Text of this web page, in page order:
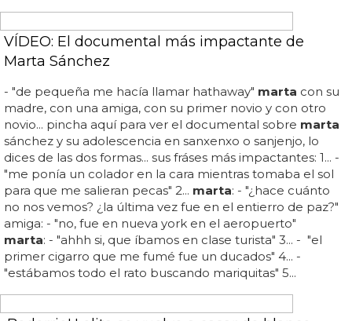
llegado hoy mismo de estocolmo, ciudad en la que ha
estado grabando dos temas con redone, el productor
moro-sueco que producía a los a*teens y que terminó
produciendo el primer disco de lady gaga... porque, si
grabas con redone será para lanzarte en el mercado
inglés, ¿no? actualización: en efecto,marta sánchez llegó
ayer de estocolmo pero parece que la grabación la ha
hecho con un dueto con emilia poret, producido por
arnthor birgisson... por el timing, no creemos que estos
temas vayan a estar incluídos en el disco de duetos que
tiene preparado la ex pareja de jesús cabanas, pero,
¿para qué son entonces? de momento no sabemos
mucho más, esperamos que pronto la propia marta
confirme sus planes de expansión a nivel internacional...